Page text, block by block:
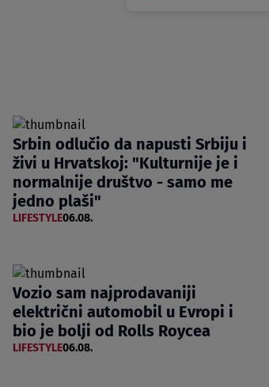
Srbin odlučio da napusti Srbiju i
živi u Hrvatskoj: "Kulturnije je i
normalnije društvo - samo me
jedno plaši"
LIFESTYLE06.08.
Vozio sam najprodavaniji
električni automobil u Evropi i
bio je bolji od Rolls Roycea
LIFESTYLE06.08.